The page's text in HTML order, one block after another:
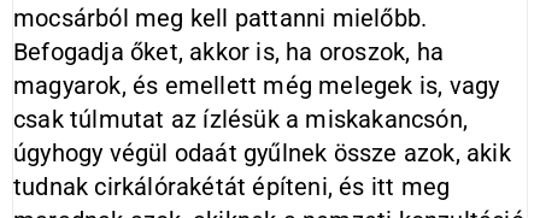
mocsárból meg kell pattanni mielőbb.
Befogadja őket, akkor is, ha oroszok, ha
magyarok, és emellett még melegek is, vagy
csak túlmutat az ízlésük a miskakancsón,
úgyhogy végül odaát gyűlnek össze azok, akik
tudnak cirkálórakétát építeni, és itt meg